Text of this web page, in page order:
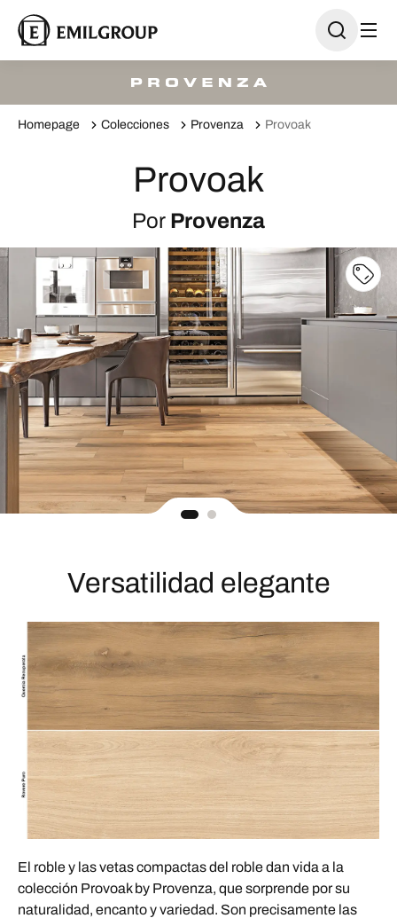
Homepage Colecciones Provenza Provoak
Provoak
Por Provenza
Versatilidad elegante
El roble y las vetas compactas del roble dan vida a la
colección Provoak by Provenza, que sorprende por su
naturalidad, encanto y variedad. Son precisamente las